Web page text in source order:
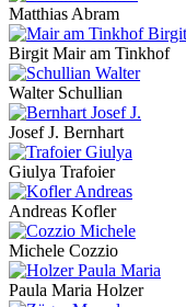
Matthias Abram
Birgit Mair am Tinkhof
Walter Schullian
Josef J. Bernhart
Giulya Trafoier
Andreas Kofler
Michele Cozzio
Paula Maria Holzer